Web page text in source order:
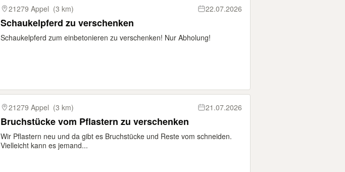
21279 Appel (3 km) 22.07.2026
Schaukelpferd zu verschenken
Schaukelpferd zum einbetonieren zu verschenken! Nur Abholung!
21279 Appel (3 km) 21.07.2026
Bruchstücke vom Pflastern zu verschenken
Wir Pflastern neu und da gibt es Bruchstücke und Reste vom schneiden.
Vielleicht kann es jemand...